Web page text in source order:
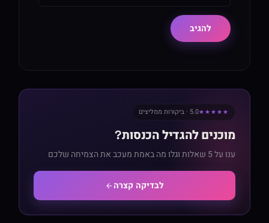
★★★★★5.0 · ביקורות ממליצים
מוכנים להגדיל הכנסות?
ענו על 5 שאלות וגלו מה באמת מעכב את הצמיחה שלכם
לבדיקה קצרה